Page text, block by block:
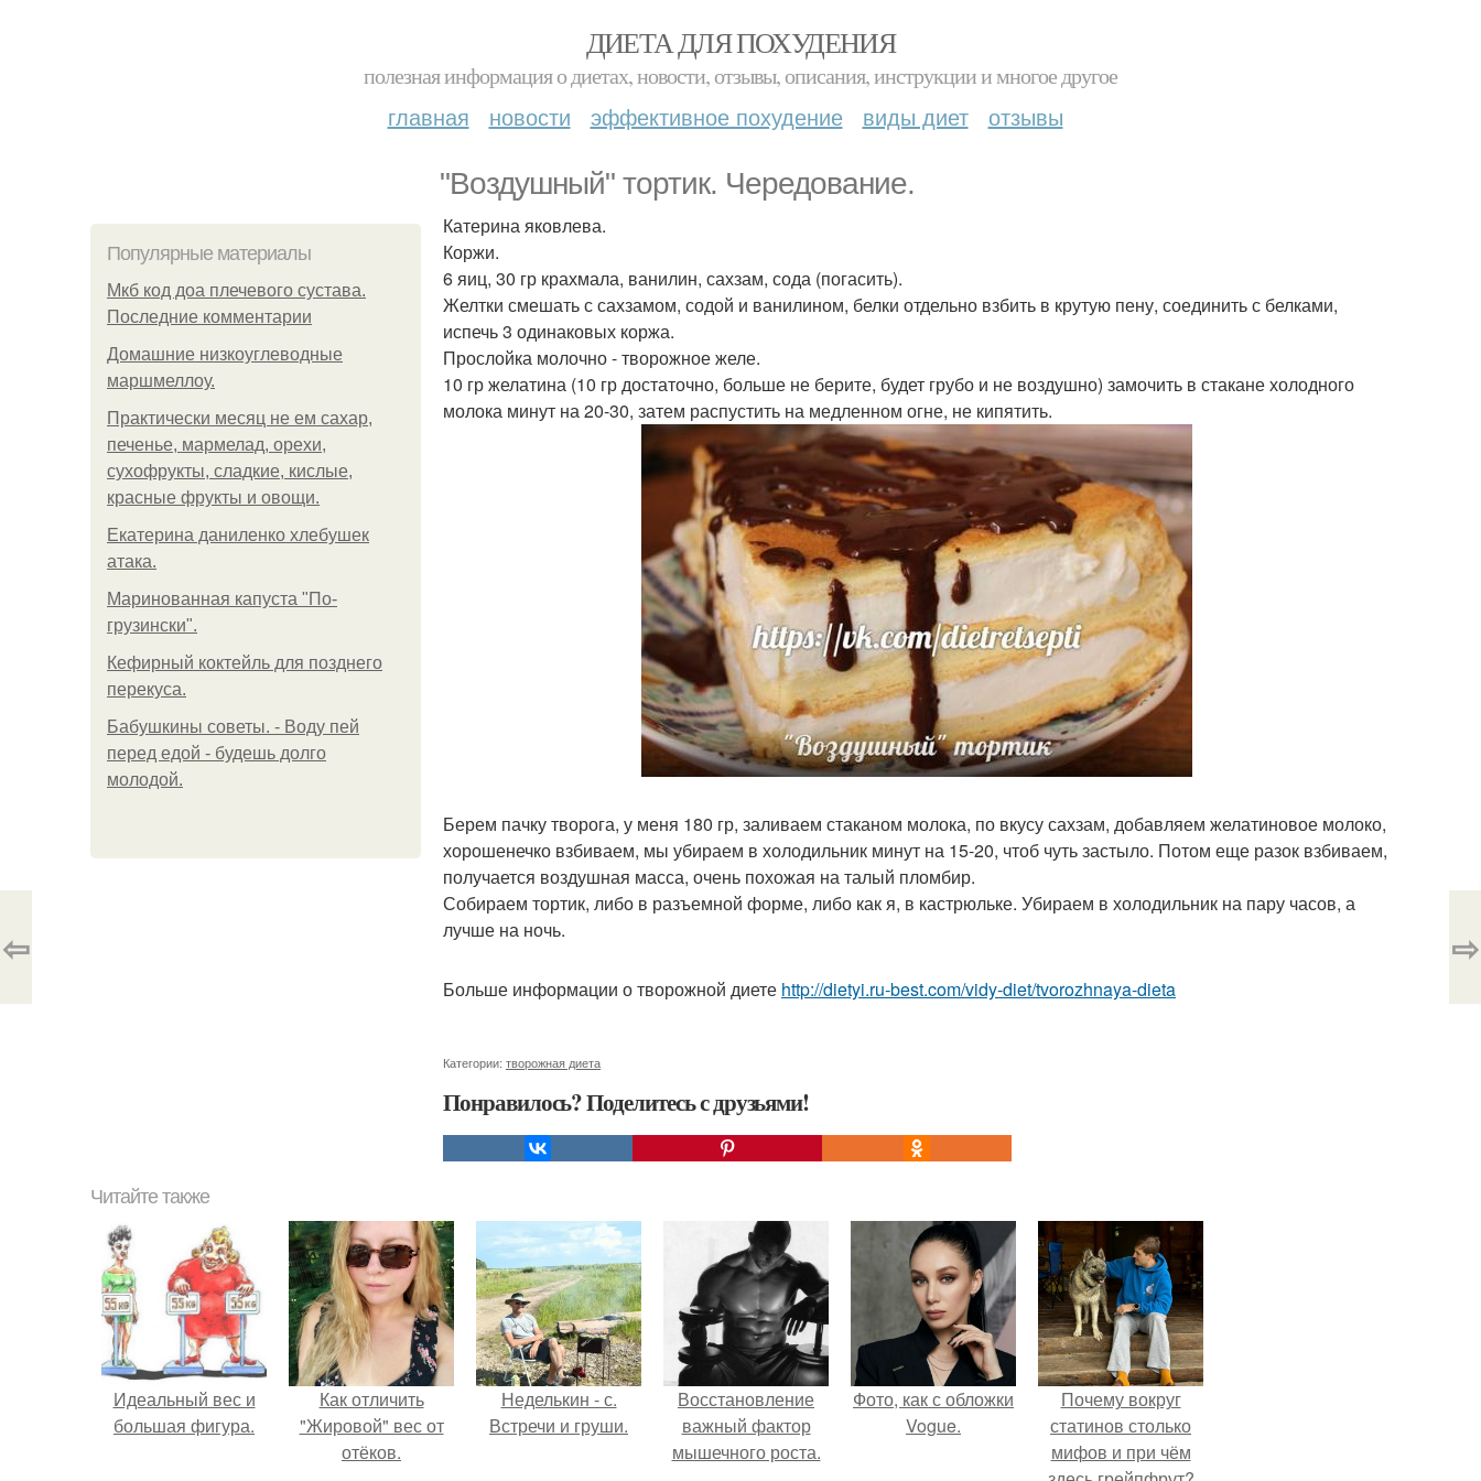
ДИЕТА ДЛЯ ПОХУДЕНИЯ
полезная информация о диетах, новости, отзывы, описания, инструкции и многое другое
главная новости эффективное похудение виды диет отзывы
"Воздушный" тортик. Чередование.
Популярные материалы
Мкб код доа плечевого сустава.
Последние комментарии
Домашние низкоуглеводные
маршмеллоу.
Практически месяц не ем сахар,
печенье, мармелад, орехи,
сухофрукты, сладкие, кислые,
красные фрукты и овощи.
Екатерина даниленко хлебушек
атака.
Маринованная капуста "По-
грузински".
Кефирный коктейль для позднего
перекуса.
Бабушкины советы. - Воду пей
перед едой - будешь долго
молодой.
Катерина яковлева.
Коржи.
6 яиц, 30 гр крахмала, ванилин, сахзам, сода (погасить).
Желтки смешать с сахзамом, содой и ванилином, белки отдельно взбить в крутую пену, соединить с белками,
испечь 3 одинаковых коржа.
Прослойка молочно - творожное желе.
10 гр желатина (10 гр достаточно, больше не берите, будет грубо и не воздушно) замочить в стакане холодного
молока минут на 20-30, затем распустить на медленном огне, не кипятить.
Берем пачку творога, у меня 180 гр, заливаем стаканом молока, по вкусу сахзам, добавляем желатиновое молоко,
хорошенечко взбиваем, мы убираем в холодильник минут на 15-20, чтоб чуть застыло. Потом еще разок взбиваем,
получается воздушная масса, очень похожая на талый пломбир.
Собираем тортик, либо в разъемной форме, либо как я, в кастрюльке. Убираем в холодильник на пару часов, а
лучше на ночь.
Больше информации о творожной диете http://dietyi.ru-best.com/vidy-diet/tvorozhnaya-dieta
Категории: творожная диета
Понравилось? Поделитесь с друзьями!
⇦ ⇨
Читайте также
Идеальный вес и
большая фигура.
Как отличить
"Жировой" вес от
отёков.
Неделькин - с.
Встречи и груши.
Восстановление
важный фактор
мышечного роста.
Фото, как с обложки
Vogue.
Почему вокруг
статинов столько
мифов и при чём